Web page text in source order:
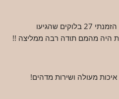
היה מהמם תודה רבה ממליצה !!